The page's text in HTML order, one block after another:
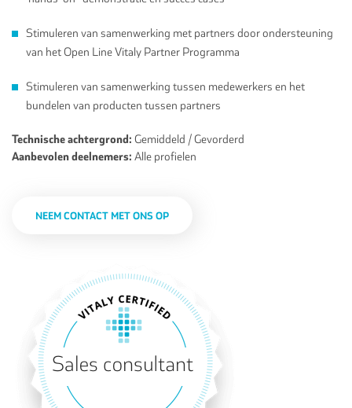
Stimuleren van samenwerking met partners door ondersteuning
van het Open Line Vitaly Partner Programma
Stimuleren van samenwerking tussen medewerkers en het
bundelen van producten tussen partners
Technische achtergrond: Gemiddeld / Gevorderd
Aanbevolen deelnemers: Alle profielen
NEEM CONTACT MET ONS OP